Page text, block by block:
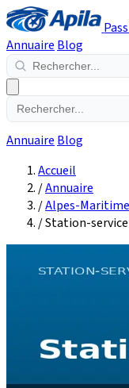
Annuaire Blog
Annuaire Blog
Accueil
/Annuaire
/Alpes-
/Station-service